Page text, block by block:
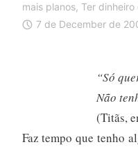
mais planos, Ter
7 de December de
“Só
Não
(Titãs,
Faz tempo que tenho